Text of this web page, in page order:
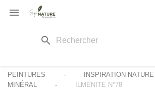

search
PEINTURES
INSPIRATION NATURE
MINÉRAL
ILMENITE N°78